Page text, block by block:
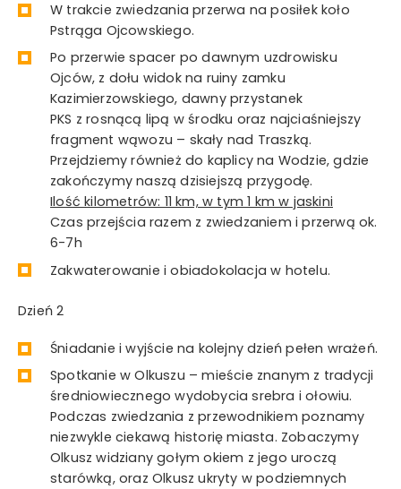
W trakcie zwiedzania przerwa na posiłek koło
Pstrąga Ojcowskiego.
Po przerwie spacer po dawnym uzdrowisku
Ojców, z dołu widok na ruiny zamku
Kazimierzowskiego, dawny przystanek
PKS z rosnącą lipą w środku oraz najciaśniejszy
fragment wąwozu – skały nad Traszką.
Przejdziemy również do kaplicy na Wodzie, gdzie
zakończymy naszą dzisiejszą przygodę.
Ilość kilometrów: 11 km, w tym 1 km w jaskini
Czas przejścia razem z zwiedzaniem i przerwą ok.
6-7h
Zakwaterowanie i obiadokolacja w hotelu.
Dzień 2
Śniadanie i wyjście na kolejny dzień pełen wrażeń.
Spotkanie w Olkuszu – mieście znanym z tradycji
średniowiecznego wydobycia srebra i ołowiu.
Podczas zwiedzania z przewodnikiem poznamy
niezwykle ciekawą historię miasta. Zobaczymy
Olkusz widziany gołym okiem z jego uroczą
starówką, oraz Olkusz ukryty w podziemnych